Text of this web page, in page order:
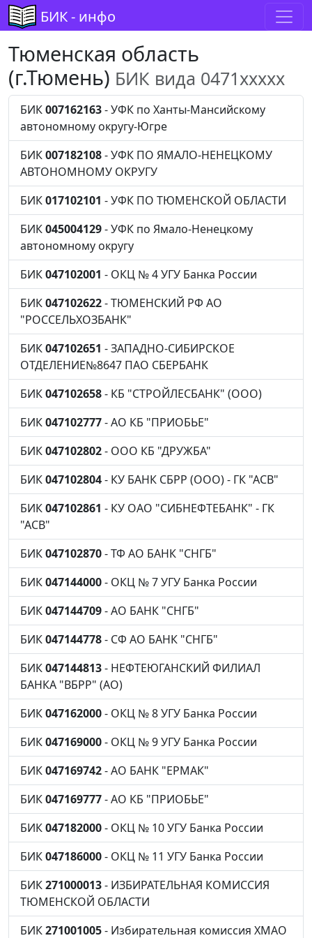
БИК - инфо
Тюменская область
(г.Тюмень) БИК вида 0471xxxxx
БИК007162163- УФК по Ханты-Мансийскому
автономному округу-Югре
БИК007182108- УФК ПО ЯМАЛО-НЕНЕЦКОМУ
АВТОНОМНОМУ ОКРУГУ
БИК017102101 - УФК ПО ТЮМЕНСКОЙ ОБЛАСТИ
БИК045004129- УФК по Ямало-Ненецкому
автономному округу
БИК047102001 - ОКЦ № 4 УГУ Банка России
БИК047102622- ТЮМЕНСКИЙ РФ АО
"РОССЕЛЬХОЗБАНК"
БИК047102651 - ЗАПАДНО-СИБИРСКОЕ
ОТДЕЛЕНИЕ№8647 ПАО СБЕРБАНК
БИК047102658- КБ "СТРОЙЛЕСБАНК" (ООО)
БИК047102777- АО КБ "ПРИОБЬЕ"
БИК047102802- ООО КБ "ДРУЖБА"
БИК047102804- КУ БАНК СБРР (ООО) - ГК "АСВ"
БИК047102861 - КУ ОАО "СИБНЕФТЕБАНК" - ГК
"АСВ"
БИК047102870- ТФ АО БАНК "СНГБ"
БИК047144000- ОКЦ № 7 УГУ Банка России
БИК047144709- АО БАНК "СНГБ"
БИК047144778- СФ АО БАНК "СНГБ"
БИК047144813- НЕФТЕЮГАНСКИЙ ФИЛИАЛ
БАНКА "ВБРР" (АО)
БИК047162000- ОКЦ № 8 УГУ Банка России
БИК047169000- ОКЦ № 9 УГУ Банка России
БИК047169742- АО БАНК "ЕРМАК"
БИК047169777- АО КБ "ПРИОБЬЕ"
БИК047182000- ОКЦ № 10 УГУ Банка России
БИК047186000- ОКЦ № 11 УГУ Банка России
БИК271000013- ИЗБИРАТЕЛЬНАЯ КОМИССИЯ
ТЮМЕНСКОЙ ОБЛАСТИ
БИК271001005- Избирательная комиссия ХМАО